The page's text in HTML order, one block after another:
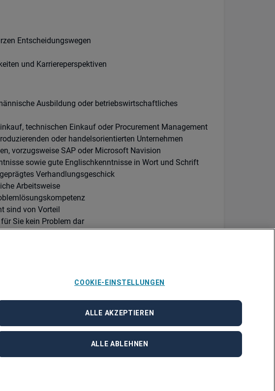
Entscheidungswegen
und Karriereperspektiven
Ausbildung oder betriebswirtschaftliches
technischen Einkauf oder Procurement Management
oder handelsorientierten Unternehmen
vorzugsweise SAP oder Microsoft Navision
sowie gute Englischkenntnisse in Wort und Schrift
Verhandlungsgeschick
Arbeitsweise
sind von Vorteil
Sie kein Problem dar
oder über die unten angegebene E-Mail-Adresse und wir
die zur Vielfalt unseres Unternehmens
Fragen zu dieser Position JN -062026-1110730 unter
COOKIE-EINSTELLUNGEN
ALLE ABLEHNEN
ALLE AKZEPTIEREN